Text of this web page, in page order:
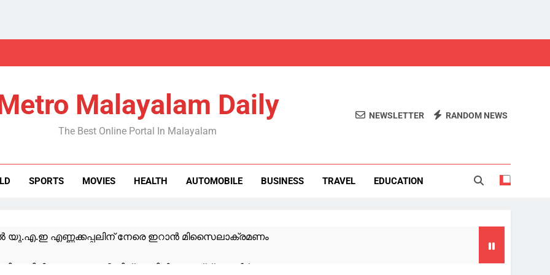
Malayalam Daily
The Best Online Portal In Malayalam
NEWSLETTER RANDOM NEWS
SPORTS MOVIES HEALTH AUTOMOBILE BUSINESS TRAVEL EDUCATION
എണ്ണക്കപ്പലിന് നേരെ ഇറാൻ മിസൈലാക്രമണം
മഴ കനക്കും; 2 ജില്ലകളിൽ ഓറഞ്ച് അലർട്ട്